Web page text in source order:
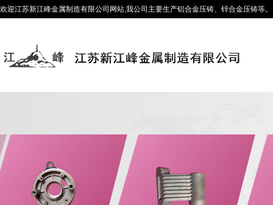
欢迎江苏新江峰金属制造有限公司网站,我公司主要生产铝合金压铸、锌合金压铸等